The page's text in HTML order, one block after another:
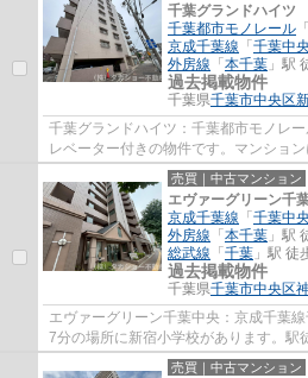
千葉グランドハイツ
千葉都市モノレール 「
京成千葉線 「 千葉中
外房線 「 本千葉 」駅
過去掲載物件
千葉県千葉市中央区
千葉グランドハイツ：千葉都市モノレ
レベーター付きの物件です。マンショ
古マンションなら事前に知れます。11
売買｜中古マンション
エヴァーグリーン千
京成千葉線 「 千葉中
外房線 「 本千葉 」駅
総武線 「 千葉 」駅 徒
過去掲載物件
千葉県千葉市中央区
エヴァーグリーン千葉中央：京成千葉
7分の場所に新宿小学校があります。駅
りは、いつまでも外観をきれいに保ちま
売買｜中古マンション